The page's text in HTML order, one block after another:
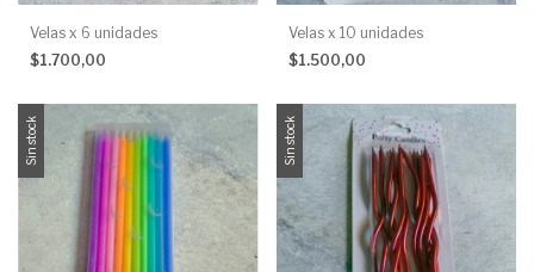
Velas x 6 unidades
$1.700,00
Velas x 10 unidades
$1.500,00
Sin stock Sin stock